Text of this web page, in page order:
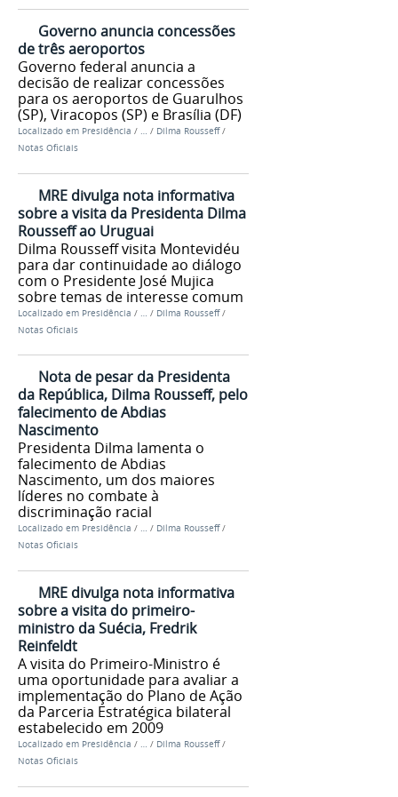
Governo anuncia concessões
de três aeroportos
Governo federal anuncia a
decisão de realizar concessões
para os aeroportos de Guarulhos
(SP), Viracopos (SP) e Brasília (DF)
Localizado em Presidência / … / Dilma Rousseff /
Notas Oficiais
MRE divulga nota informativa
sobre a visita da Presidenta Dilma
Rousseff ao Uruguai
Dilma Rousseff visita Montevidéu
para dar continuidade ao diálogo
com o Presidente José Mujica
sobre temas de interesse comum
Localizado em Presidência / … / Dilma Rousseff /
Notas Oficiais
Nota de pesar da Presidenta
da República, Dilma Rousseff, pelo
falecimento de Abdias
Nascimento
Presidenta Dilma lamenta o
falecimento de Abdias
Nascimento, um dos maiores
líderes no combate à
discriminação racial
Localizado em Presidência / … / Dilma Rousseff /
Notas Oficiais
MRE divulga nota informativa
sobre a visita do primeiro-
ministro da Suécia, Fredrik
Reinfeldt
A visita do Primeiro-Ministro é
uma oportunidade para avaliar a
implementação do Plano de Ação
da Parceria Estratégica bilateral
estabelecido em 2009
Localizado em Presidência / … / Dilma Rousseff /
Notas Oficiais